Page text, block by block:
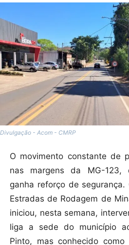
Divulgação - Acom - CMRP
O movimento constante de
nas margens da MG-123,
ganha reforço de
Estradas de Rodagem de
iniciou, nesta semana,
liga a sede do município
Pinto, mas conhecido como